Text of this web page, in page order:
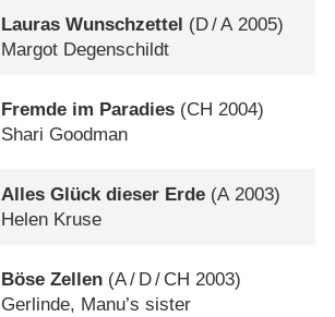
Lauras Wunschzettel (D/A 2005)
Margot Degenschildt
Fremde im Paradies (CH 2004)
Shari Goodman
Alles Glück dieser Erde (A2003)
Helen Kruse
Böse Zellen (A/ D/ CH 2003)
Gerlinde, Manu’s sister